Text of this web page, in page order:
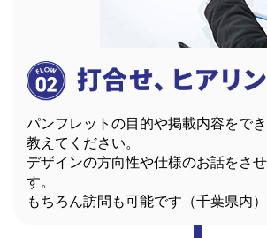
パンフレットの目的や掲載内容をで
教えてください。
デザインの方向性や仕様のお話をさ
す。
もちろん訪問も可能です（千葉県内）